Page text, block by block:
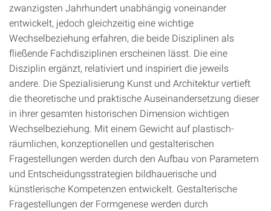
zwanzigsten Jahrhundert unabhängig voneinander
entwickelt, jedoch gleichzeitig eine wichtige
Wechselbeziehung erfahren, die beide Disziplinen als
fließende Fachdisziplinen erscheinen lässt. Die eine
Disziplin ergänzt, relativiert und inspiriert die jeweils
andere. Die Spezialisierung Kunst und Architektur vertieft
die theoretische und praktische Auseinandersetzung dieser
in ihrer gesamten historischen Dimension wichtigen
Wechselbeziehung. Mit einem Gewicht auf plastisch-
räumlichen, konzeptionellen und gestalterischen
Fragestellungen werden durch den Aufbau von Parametern
und Entscheidungsstrategien bildhauerische und
künstlerische Kompetenzen entwickelt. Gestalterische
Fragestellungen der Formgenese werden durch